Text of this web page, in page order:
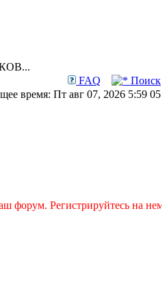
FAQ
Поиск
время: Пт авг 07, 2026 5:59 05
форум. Регистрируйтесь на